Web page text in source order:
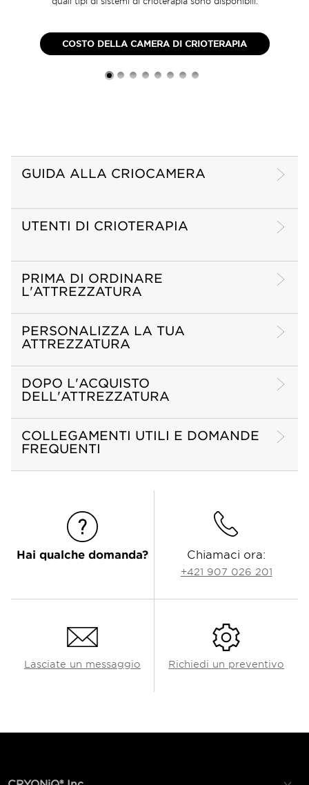
COSTO DELLA CAMERA DI CRIOTERAPIA
GUIDA ALLA CRIOCAMERA
UTENTI DI CRIOTERAPIA
PRIMA DI ORDINARE
L'ATTREZZATURA
PERSONALIZZA LA TUA
ATTREZZATURA
DOPO L'ACQUISTO
DELL'ATTREZZATURA
COLLEGAMENTI UTILI E DOMANDE
FREQUENTI
Hai qualche domanda? Chiamaci ora:
+421 907 026 201
Lasciate un messaggio Richiedi un preventivo